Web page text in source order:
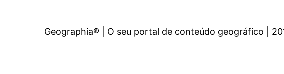
Geographia® | O seu portal de conteúdo geográfico |